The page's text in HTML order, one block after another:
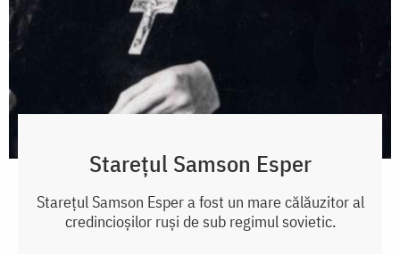
Starețul Samson Esper
Starețul Samson Esper a fost un mare călăuzitor al
credincioșilor ruși de sub regimul sovietic.